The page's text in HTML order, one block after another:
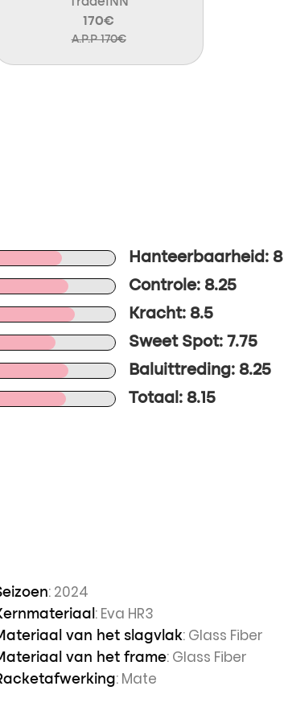
170€
A.P.P 170€
Hanteerbaarheid: 8
Controle: 8.25
Kracht: 8.5
Sweet Spot: 7.75
Baluittreding: 8.25
Totaal: 8.15
: 2024
: Eva HR3
van het slagvlak: Glass Fiber
van het frame: Glass Fiber
: Mate